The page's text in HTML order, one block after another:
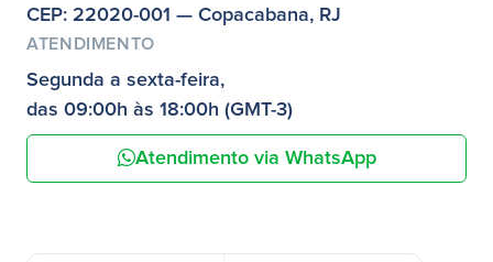
CEP: 22020-001 — Copacabana, RJ
ATENDIMENTO
Segunda a sexta-feira,
das 09:00h às 18:00h (GMT-3)
Atendimento via WhatsApp